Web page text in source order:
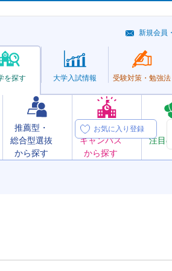
を探す
推薦型・
総合型選抜
から探す
オープン
キャンパス
から探す
注目
大学入試情報 受験対策・ 勉強法
新規会員
お気に入り登録